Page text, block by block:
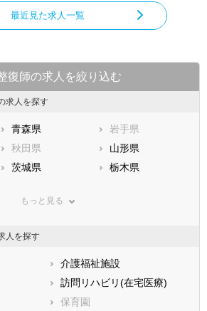
最近見た求人一覧
復師の求人を絞り込む
求人を探す
青森県
岩手県
秋田県
山形県
茨城県
栃木県
神奈川県
福井県
三重県
大阪府
もっと見る
人を探す
介護福祉施設
訪問リハビリ(在宅医療)
保育園